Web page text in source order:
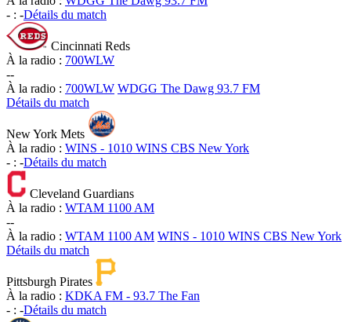
- : -Détails du match
Cincinnati Reds
À la radio : 700WLW
--
À la radio : 700WLW WDGG The Dawg 93.7 FM
Détails du match
New York Mets
À la radio : WINS - 1010 WINS CBS New York
- : -Détails du match
Cleveland Guardians
À la radio : WTAM 1100 AM
--
À la radio : WTAM 1100 AM WINS - 1010 WINS CBS New York
Détails du match
Pittsburgh Pirates
À la radio : KDKA FM - 93.7 The Fan
- : -Détails du match